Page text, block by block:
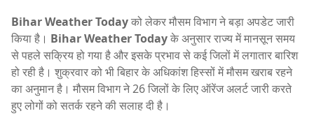
Bihar Weather Todayको लेकर मौसम विभाग ने बड़ा अपडेट जारी
किया है। Bihar Weather Todayके अनुसार राज्य में मानसून समय
से पहले सक्रिय हो गया है और इसके प्रभाव से कई जिलों में लगातार बारिश
हो रही है। शुक्रवार को भी बिहार के अधिकांश हिस्सों में मौसम खराब रहने
का अनुमान है। मौसम विभाग ने 26 जिलों के लिए ऑरेंज अलर्ट जारी करते
हुए लोगों को सतर्क रहने की सलाह दी है।